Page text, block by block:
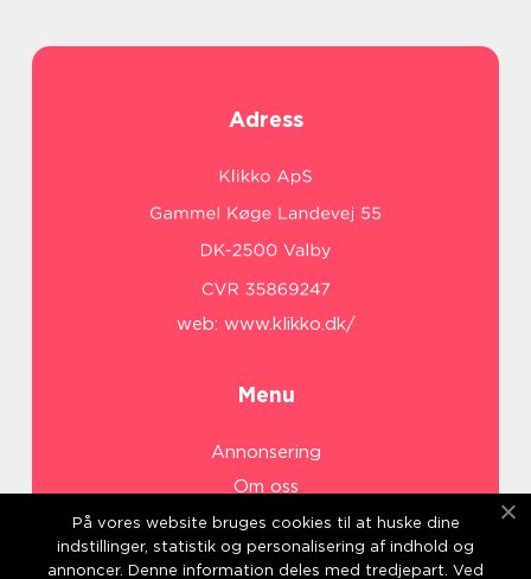
Adress
web: www.klikko.dk/
Menu
Annonsering
Om oss
Cookies
Kontakta oss
På vores website bruges cookies til at huske dine
indstillinger, statistik og personalisering af indhold og
annoncer. Denne information deles med tredjepart. Ved